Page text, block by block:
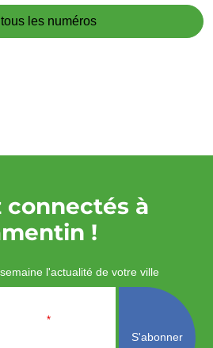
les numéros
connectés à
!
l'actualité de votre ville
*